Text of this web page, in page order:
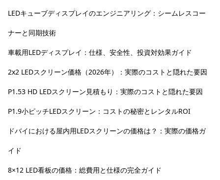
LEDキューブディスプレイのエンジニアリング：シームレスコー
ナーと同期技術
車載用LEDディスプレイ：仕様、安全性、投資対効果ガイド
2x2 LEDスクリーン価格（2026年）：実際のコストと隠れた要因
P1.53 HD LEDスクリーン見積もり：実際のコストと隠れた要因
P1.9小ピッチLEDスクリーン：コストの秘密とレンタルROI
ドバイにおける屋内用LEDスクリーンの価格は？：実際の価格ガ
イド
8×12 LED看板の価格：総費用と仕様の完全ガイド